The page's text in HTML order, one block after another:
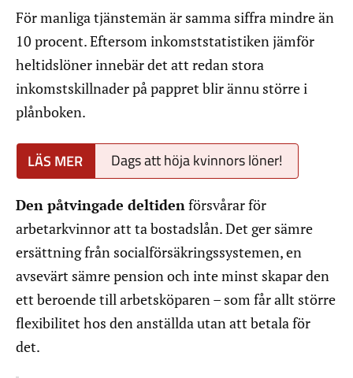
För manliga tjänstemän är samma siffra mindre än
10 procent. Eftersom inkomststatistiken jämför
heltidslöner innebär det att redan stora
inkomstskillnader på pappret blir ännu större i
plånboken.
Dags att höja kvinnors löner!
Den påtvingade deltiden försvårar för
arbetarkvinnor att ta bostadslån. Det ger sämre
ersättning från socialförsäkringssystemen, en
avsevärt sämre pension och inte minst skapar den
ett beroende till arbetsköparen – som får allt större
flexibilitet hos den anställda utan att betala för
det.